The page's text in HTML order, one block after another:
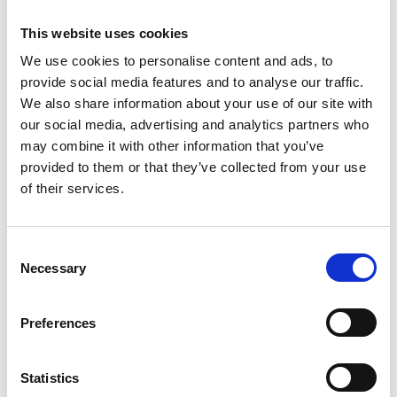
This website uses cookies
We use cookies to personalise content and ads, to
provide social media features and to analyse our traffic.
We also share information about your use of our site with
our social media, advertising and analytics partners who
may combine it with other information that you’ve
provided to them or that they’ve collected from your use
of their services.
Selection
Necessary
Preferences
Statistics
comincia ad affrontare le missioni più impensabili. La
sua vicenda però, è stravolta bruscamente nel ’43
quando, appena diciannovenne, viene sprofondata
nell’incubo della deportazione nazista. Ma è proprio
in questo drammatico momento che Ondina ritrova
con ostinata consapevolezza l’unica risposta
possibile: Resistenza! Perché è bello vivere liberi!
Marta Cuscunà